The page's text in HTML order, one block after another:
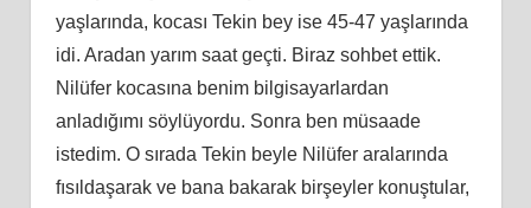
yaşlarında, kocası Tekin bey ise 45-47 yaşlarında
idi. Aradan yarım saat geçti. Biraz sohbet ettik.
Nilüfer kocasına benim bilgisayarlardan
anladığımı söylüyordu. Sonra ben müsaade
istedim. O sırada Tekin beyle Nilüfer aralarında
fısıldaşarak ve bana bakarak birşeyler konuştular,